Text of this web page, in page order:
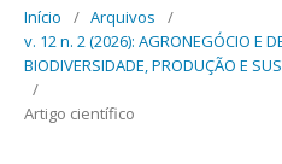
Início / Arquivos
/
v. 12 n. 2 (2026): AGRONEGÓCIO E
BIODIVERSIDADE, PRODUÇÃO E
/
Artigo científico